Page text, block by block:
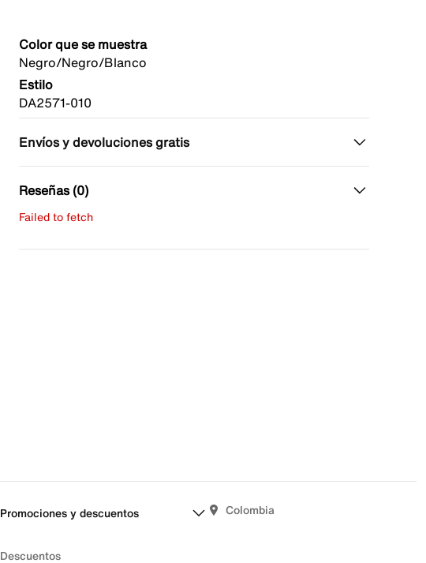
Color que se muestra
Negro/Negro/Blanco
Estilo
DA2571-010
Envíos y devoluciones gratis
Reseñas (0)
Failed to fetch
Promociones y descuentos
Descuentos
Colombia